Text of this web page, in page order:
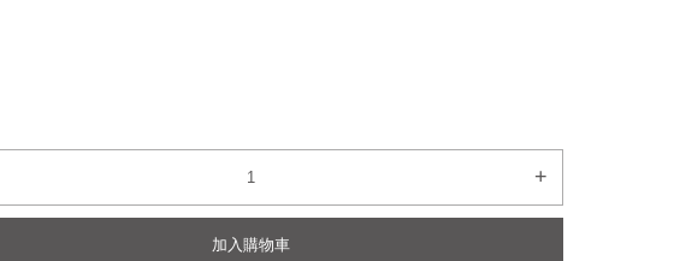
+
加入購物車